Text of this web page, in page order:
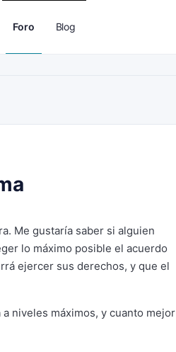
Foro Blog
Me gustaría saber si alguien
lo máximo posible el acuerdo
ejercer sus derechos, y que el
niveles máximos, y cuanto mejor